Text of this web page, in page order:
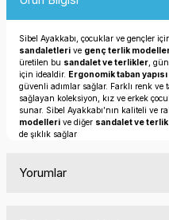
Sibel Ayakkabı, çocuklar ve gençler
sandaletleri ve genç terlik
üretilen bu sandalet ve terlikler ,
için idealdir. Ergonomik taban yapısı
güvenli adımlar sağlar. Farklı renk ve
sağlayan koleksiyon, kız ve erkek
sunar. Sibel Ayakkabı’nın kaliteli ve
modelleri ve diğer sandalet ve terlik
de şıklık sağlar
Yorumlar